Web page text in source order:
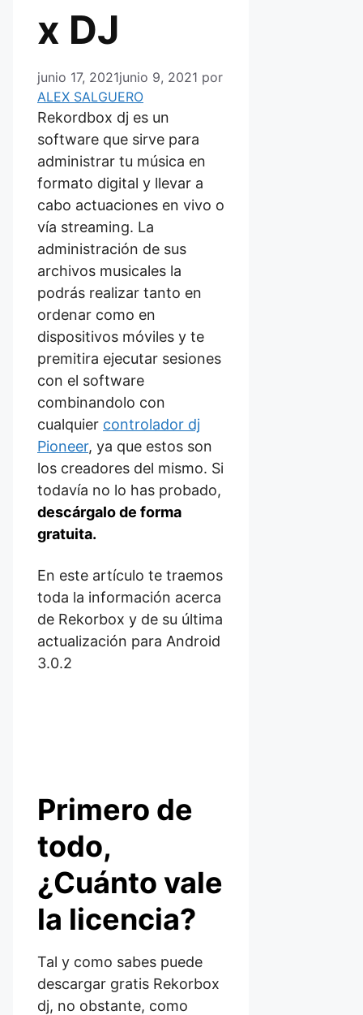
x DJ
junio 17, 2021junio 9, 2021 por
ALEX SALGUERO
Rekordbox dj es un
software que sirve para
administrar tu música en
formato digital y llevar a
cabo actuaciones en vivo o
vía streaming. La
administración de sus
archivos musicales la
podrás realizar tanto en
ordenar como en
dispositivos móviles y te
premitira ejecutar sesiones
con el software
combinandolo con
cualquier controlador dj
Pioneer, ya que estos son
los creadores del mismo. Si
todavía no lo has probado,
descárgalo de forma
gratuita.
En este artículo te traemos
toda la información acerca
de Rekorbox y de su última
actualización para Android
3.0.2
Primero de
todo,
¿Cuánto vale
la licencia?
Tal y como sabes puede
descargar gratis Rekorbox
dj, no obstante, como